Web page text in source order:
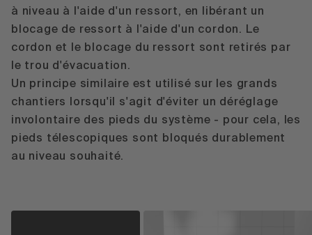
à niveau à l'aide d'un ressort, en libérant un
blocage de ressort à l'aide d'un cordon. Le
cordon et le blocage du ressort sont retirés par
le trou d'évacuation.
Un principe similaire est utilisé sur les grands
chantiers lorsqu'il s'agit d'éviter un déréglage
involontaire des pieds du système - pour cela, les
pieds télescopiques sont bloqués durablement
au niveau souhaité.